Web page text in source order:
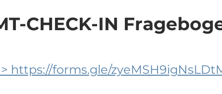
CHECK-IN
https://forms.gle/